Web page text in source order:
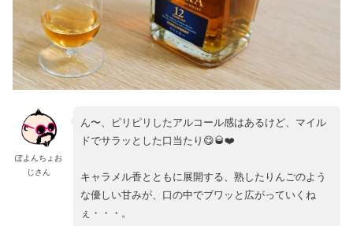
ぽよんちょお
じさん
ん〜、ピリピリしたアルコール感はあるけど、マイル
ドでサラッとした口当たり😋🥃❤️
キャラメル香とともに展開する、熟したりんごのよう
な優しい甘みが、口の中でブワッと広がっていくね
ぇ・・・。